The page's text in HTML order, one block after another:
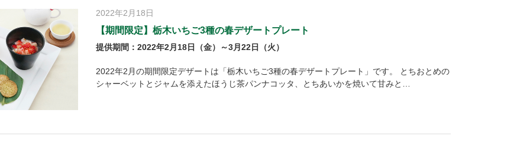
2022年2月18日
【期間限定】栃木いちご3種の春デザートプレート
提供期間：2022年2月18日（金）～3月22日（火）
2022年2月の期間限定デザートは「栃木いちご3種の春デザートプレート」です。 とちおとめの
シャーベットとジャムを添えたほうじ茶パンナコッタ、とちあいかを焼いて甘みと…